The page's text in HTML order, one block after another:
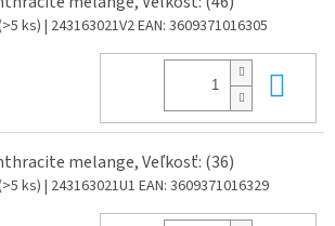
ks) | 243163021V2EAN: 3609371016305
melange, Veľkosť: (36)
ks) | 243163021U1 EAN: 3609371016329